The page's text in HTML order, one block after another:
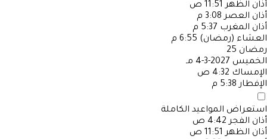
أذان الظهر 11:51 ص
أذان العصر 3:08 م
أذان المغرب 5:37 م
العشاء (رمضان) 6:55 م
رمضان 25
الخميس 2027-3-4 مـ
الإمساك 4:32 ص
الإفطار 5:38 م
استعراض المواعيد الكاملة
أذان الفجر 4:42 ص
أذان الظهر 11:51 ص